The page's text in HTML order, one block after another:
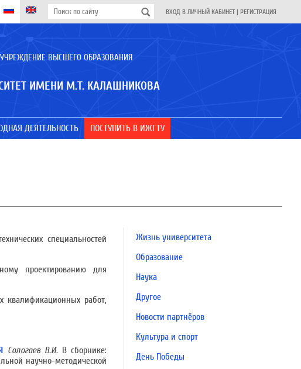
ВХОД В ЛИЧНЫЙ КАБИНЕТ | РЕГИСТРАЦИЯ
ВЫСШЕГО ОБРАЗОВАНИЯ
ИМЕНИ М.Т. КАЛАШНИКОВА
ДЕЯТЕЛЬНОСТЬ ПОСТУПИТЬ В ИЖГТУ
специальностей
проектированию для
квалификационных работ,
Сологаев В.И. В сборнике:
научно-методической
Жизнь университета
Образование
Наука
Другое
Новости партнёров
Культура и спорт
День Победы